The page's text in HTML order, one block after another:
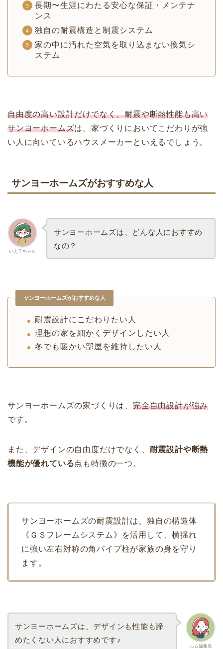
長期〜生涯にわたる安心な保証・メンテナ
ンス
独自の耐震構造と制震システム
家の中に汚れた空気を取り込まない換気シ
ステム
自由度の高い設計だけでなく、耐震や断熱性能も高い
サンヨーホームズは、家づくりにおいてこだわりが強
い人に向いているハウスメーカーといえるでしょう。
サンヨーホームズがおすすめな人
いえ子ちゃん
サンヨーホームズは、どんな人におすすめ
なの？
サンヨーホームズがおすすめな人
耐震設計にこだわりたい人
理想の家を細かくデザインしたい人
冬でも暖かい部屋を維持したい人
サンヨーホームズの家づくりは、完全自由設計が強み
です。
また、デザインの自由度だけでなく、 耐震設計や断熱
機能が優れている点も特徴の一つ。
サンヨーホームズの耐震設計は、独自の構造体
《ＧＳフレームシステム》を活用して、横揺れ
に強い左右対称の角パイプ柱が家族の身を守り
ます。
ルム編集長
サンヨーホームズは、デザインも性能も諦
めたくない人におすすめです♪